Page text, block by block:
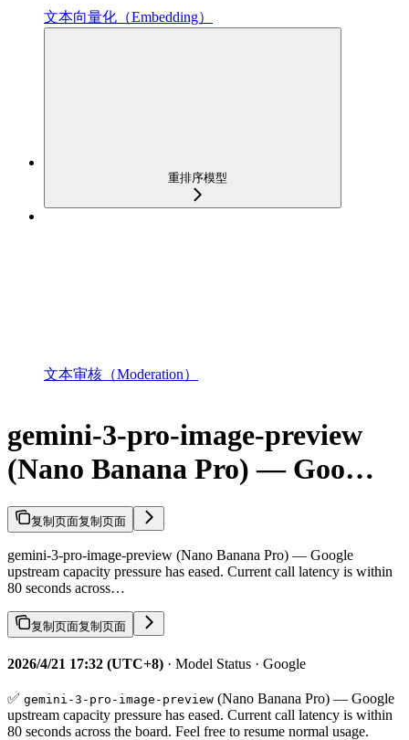
文本向量化（Embedding）
重排序模型
文本审核（Moderation）
gemini-3-pro-image-preview
(Nano Banana Pro) — Goo…
复制页面复制页面
gemini-3-pro-image-preview (Nano Banana Pro) — Google
upstream capacity pressure has eased. Current call latency is within
80 seconds across…
复制页面复制页面
2026/4/21 17:32 (UTC+8) · Model Status · Google
✅ gemini-3-pro-image-preview (Nano Banana Pro) — Google
upstream capacity pressure has eased. Current call latency is within
80 seconds across the board. Feel free to resume normal usage.